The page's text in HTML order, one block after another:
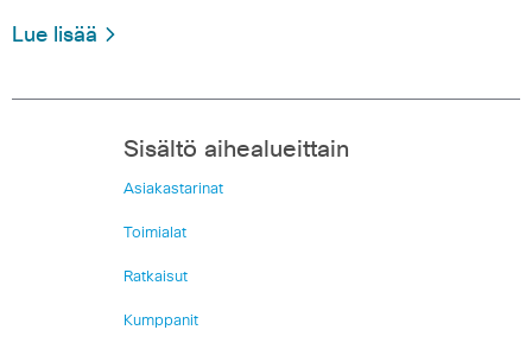
Lue lisää
Sisältö aihealueittain
Asiakastarinat
Toimialat
Ratkaisut
Kumppanit